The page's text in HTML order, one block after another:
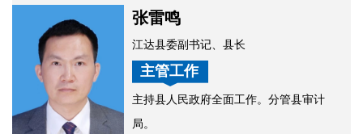
张雷鸣
江达县委副书记、县长
主管工作
主持县人民政府全面工作。分管县审计
局。